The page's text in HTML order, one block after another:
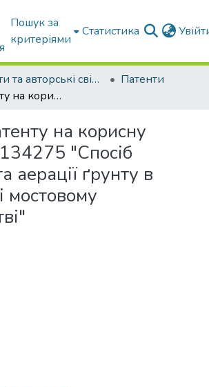
Пошук за
критеріями
Статистика
Патенти та авторські свідоцтва
Патенти
Опис до патенту на корисну модель № 134275 "Спосіб обробітку та аерації ґрунту в колійному і мостовому землеробстві"
на корисну
"Спосіб
аерації ґрунту в
мостовому